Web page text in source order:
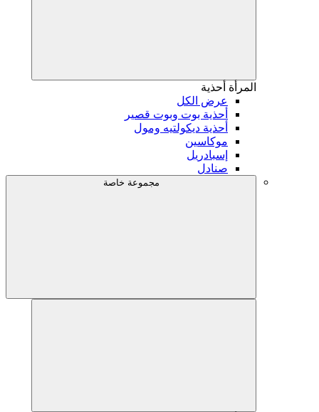
المرأة أحذية
عرض الكل
أحذية بوت وبوت قصير
أحذية ديكولتيه ومول
موكاسين
إسبادريل
صنادل
مجموعة خاصة